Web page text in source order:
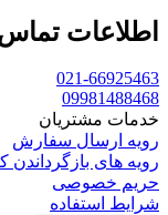
اطلاعات
021-66925463
09981488468
خدمات مشتریان
رویه ارسال سفارش
رویه های بازگرداندن
حریم خصوصی
شرایط استفاده